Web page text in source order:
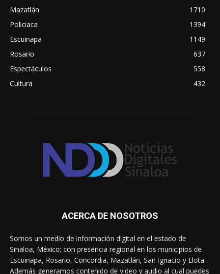
Mazatlán
1710
Policiaca
1394
Escuinapa
1149
Rosario
637
Espectáculos
558
Cultura
432
ACERCA DE NOSOTROS
Somos un medio de información digital en el estado de
Sinaloa, México; con presencia regional en los municipios de
Escuinapa, Rosario, Concordia, Mazatlán, San Ignacio y Elota.
Además generamos contenido de video y audio al cual puedes